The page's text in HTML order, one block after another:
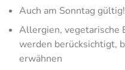
Auch am Sonntag gültig!
Allergien, vegetarische
werden berücksichtigt,
erwähnen